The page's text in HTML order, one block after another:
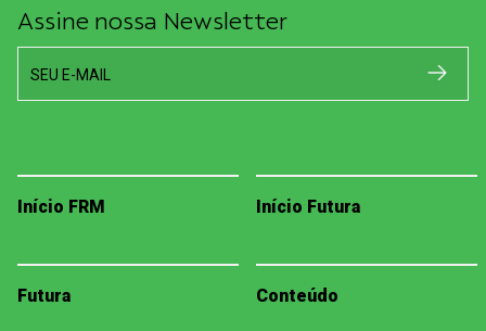
Assine nossa Newsletter
SEU E-MAIL
Início FRM Início Futura
Futura Conteúdo